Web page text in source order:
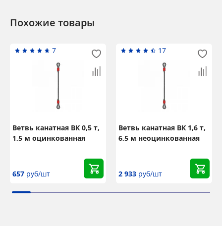
Похожие товары
7
Ветвь канатная ВК 0,5 т,
1,5 м оцинкованная
657 руб/шт
17
Ветвь канатная ВК 1,6 т,
6,5 м неоцинкованная
2 933 руб/шт